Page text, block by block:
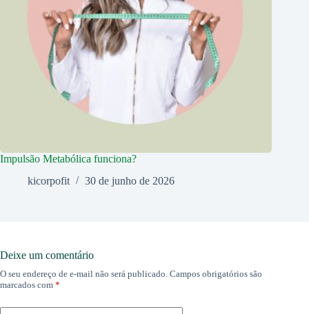
Impulsão Metabólica funciona?
kicorpofit
30 de junho de 2026
Deixe um comentário
O seu endereço de e-mail não será publicado. Campos obrigatórios são
marcados com *